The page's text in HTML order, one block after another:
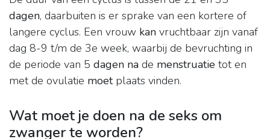
dagen, daarbuiten is er sprake van een kortere of
langere cyclus. Een vrouw kan vruchtbaar zijn vanaf
dag 8-9 t/m de 3e week, waarbij de bevruchting in
de periode van 5 dagen na de menstruatie tot en
met de ovulatie moetplaats vinden.
Wat moet je doen na de seks om
zwanger te worden?